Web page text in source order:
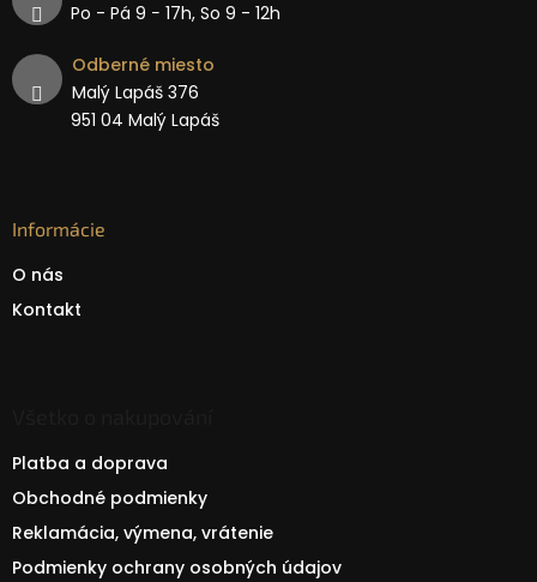
Po - Pá 9 − 17h, So 9 - 12h
Odberné miesto
Malý Lapáš 376
951 04 Malý Lapáš
Informácie
O nás
Kontakt
Platba a doprava
Obchodné podmienky
Reklamácia, výmena, vrátenie
Podmienky ochrany osobných údajov